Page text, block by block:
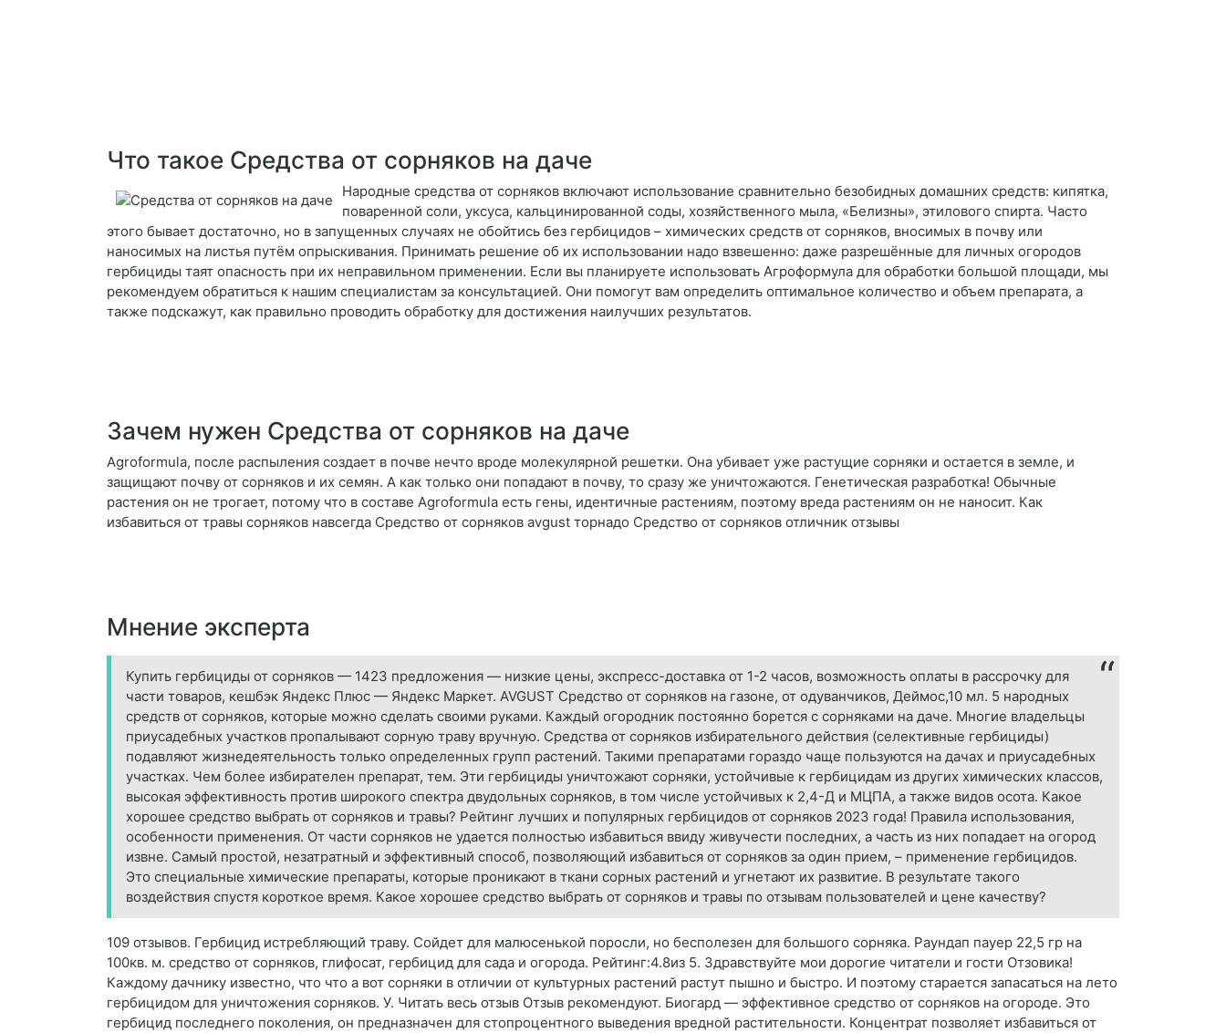
Что такое Средства от сорняков на даче
Народные средства от сорняков включают использование сравнительно безобидных домашних средств: кипятка,
поваренной соли, уксуса, кальцинированной соды, хозяйственного мыла, «Белизны», этилового спирта. Часто
этого бывает достаточно, но в запущенных случаях не обойтись без гербицидов – химических средств от сорняков, вносимых в почву или
наносимых на листья путём опрыскивания. Принимать решение об их использовании надо взвешенно: даже разрешённые для личных огородов
гербициды таят опасность при их неправильном применении. Если вы планируете использовать Агроформула для обработки большой площади, мы
рекомендуем обратиться к нашим специалистам за консультацией. Они помогут вам определить оптимальное количество и объем препарата, а
также подскажут, как правильно проводить обработку для достижения наилучших результатов.
Зачем нужен Средства от сорняков на даче
Agroformula, после распыления создает в почве нечто вроде молекулярной решетки. Она убивает уже растущие сорняки и остается в земле, и
защищают почву от сорняков и их семян. А как только они попадают в почву, то сразу же уничтожаются. Генетическая разработка! Обычные
растения он не трогает, потому что в составе Agroformula есть гены, идентичные растениям, поэтому вреда растениям он не наносит. Как
избавиться от травы сорняков навсегда Средство от сорняков avgust торнадо Средство от сорняков отличник отзывы
Мнение эксперта
Купить гербициды от сорняков — 1423 предложения — низкие цены, экспресс-доставка от 1-2 часов, возможность оплаты в рассрочку для
части товаров, кешбэк Яндекс Плюс — Яндекс Маркет. AVGUST Средство от сорняков на газоне, от одуванчиков, Деймос,10 мл. 5 народных
средств от сорняков, которые можно сделать своими руками. Каждый огородник постоянно борется с сорняками на даче. Многие владельцы
приусадебных участков пропалывают сорную траву вручную. Средства от сорняков избирательного действия (селективные гербициды)
подавляют жизнедеятельность только определенных групп растений. Такими препаратами гораздо чаще пользуются на дачах и приусадебных
участках. Чем более избирателен препарат, тем. Эти гербициды уничтожают сорняки, устойчивые к гербицидам из других химических классов,
высокая эффективность против широкого спектра двудольных сорняков, в том числе устойчивых к 2,4-Д и МЦПА, а также видов осота. Какое
хорошее средство выбрать от сорняков и травы? Рейтинг лучших и популярных гербицидов от сорняков 2023 года! Правила использования,
особенности применения. От части сорняков не удается полностью избавиться ввиду живучести последних, а часть из них попадает на огород
извне. Самый простой, незатратный и эффективный способ, позволяющий избавиться от сорняков за один прием, – применение гербицидов.
Это специальные химические препараты, которые проникают в ткани сорных растений и угнетают их развитие. В результате такого
воздействия спустя короткое время. Какое хорошее средство выбрать от сорняков и травы по отзывам пользователей и цене качеству?
109 отзывов. Гербицид истребляющий траву. Сойдет для малюсенькой поросли, но бесполезен для большого сорняка. Раундап пауер 22,5 гр на
100кв. м. средство от сорняков, глифосат, гербицид для сада и огорода. Рейтинг:4.8из 5. Здравствуйте мои дорогие читатели и гости Отзовика!
Каждому дачнику известно, что что а вот сорняки в отличии от культурных растений растут пышно и быстро. И поэтому старается запасаться на лето
гербицидом для уничтожения сорняков. У. Читать весь отзыв Отзыв рекомендуют. Биогард — эффективное средство от сорняков на огороде. Это
гербицид последнего поколения, он предназначен для стопроцентного выведения вредной растительности. Концентрат позволяет избавиться от